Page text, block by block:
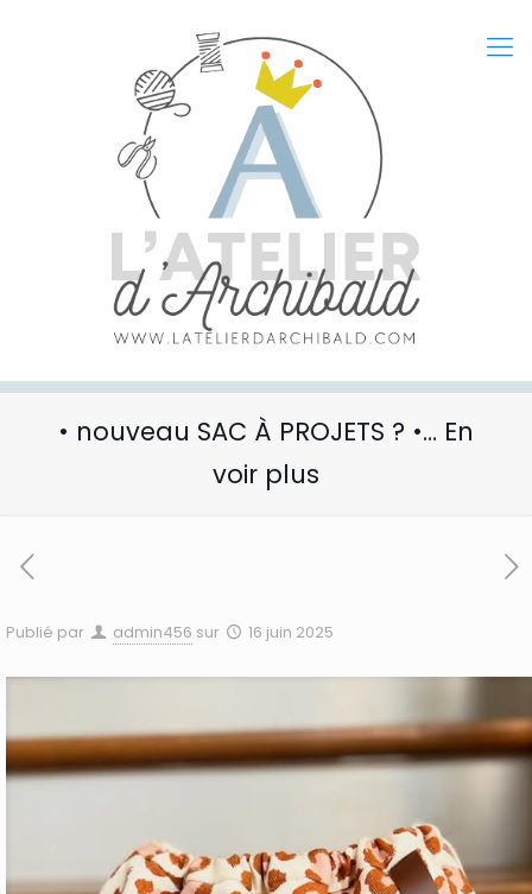
• nouveau SAC À PROJETS ? •… En
voir plus
Publié par admin456 sur 16 juin 2025